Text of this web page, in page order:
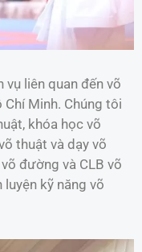
vụ liên quan đến võ
Minh. Chúng tôi
khóa học võ
thuật và dạy võ
đường và CLB võ
kỹ năng võ